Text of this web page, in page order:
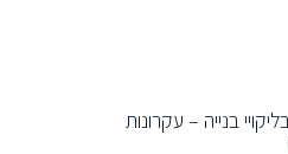
בנייה – עקרונות